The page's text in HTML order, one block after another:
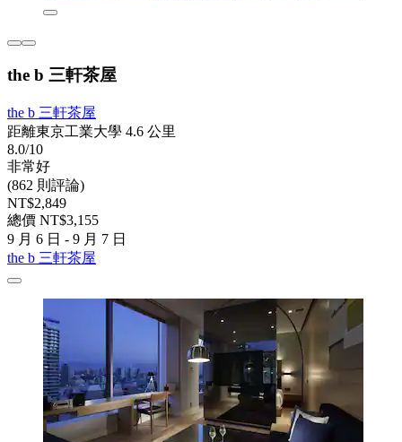
the b 三軒茶屋
the b 三軒茶屋
距離東京工業大學 4.6 公里
8.0/10
非常好
(862 則評論)
NT$2,849
總價 NT$3,155
9 月 6 日 - 9 月 7 日
the b 三軒茶屋